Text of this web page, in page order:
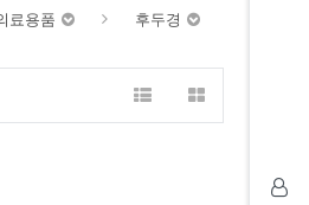
료용품 후두경